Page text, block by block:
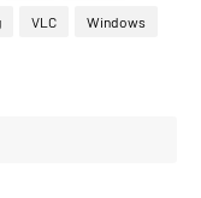
VLC Windows